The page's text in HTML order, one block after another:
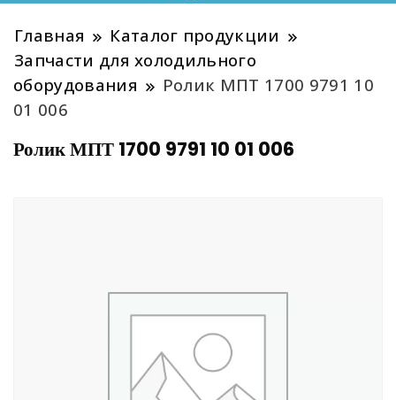
Главная
Каталог продукции
Запчасти для холодильного
оборудования
Ролик МПТ 1700 9791 10
01 006
Ролик МПТ 1700 9791 10 01 006